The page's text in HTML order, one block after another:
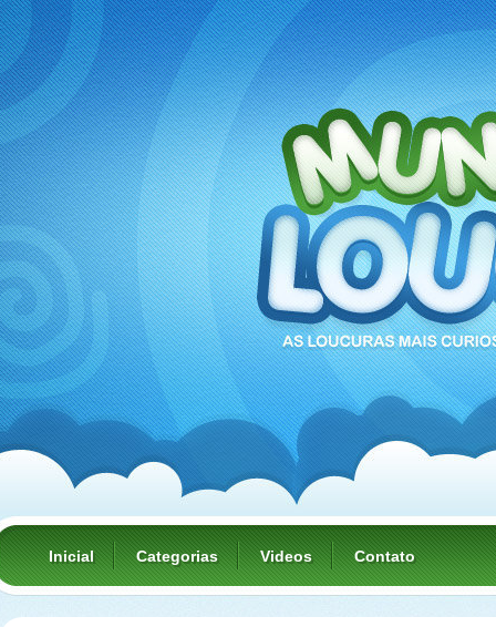
Inicial Categorias Videos Contato